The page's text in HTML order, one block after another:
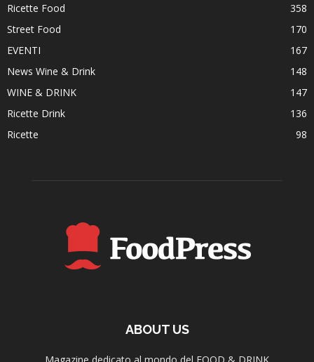
Ricette Food
358
Street Food
170
EVENTI
167
News Wine & Drink
148
WINE & DRINK
147
Ricette Drink
136
Ricette
98
ABOUT US